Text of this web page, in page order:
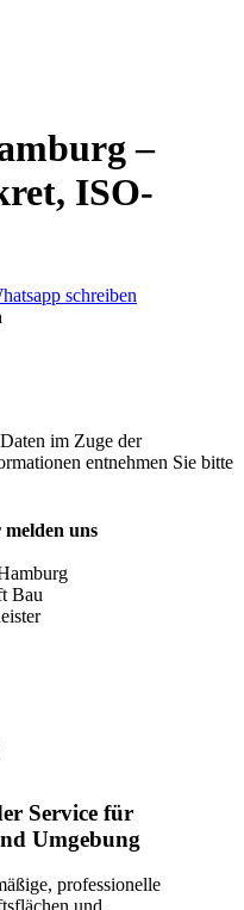
–
ISO-
schreiben
im Zuge der
entnehmen Sie bitte
uns
Service für
Umgebung
professionelle